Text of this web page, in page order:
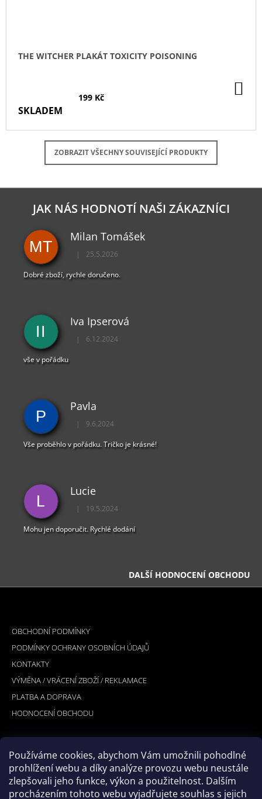
Používáme cookies, abychom Vám umožnili pohodlné
prohlížení webu a díky analýze provozu webu neustále
zlepšovali jeho funkce, výkon a použitelnost. Dalším
procházením tohoto webu vyjadřujete souhlas s jejich
THE WITCHER PLAKÁT TOXICITY POISONING
199 Kč
SKLADEM
ZOBRAZIT VŠECHNY SOUVISEJÍCÍ PRODUKTY
JAK NÁS HODNOTÍ NAŠI ZÁKAZNÍCI
MT
Milan Tomášek
Hodnocení obchodu je 5 z 5 hvězdiček.
| 25.5.2026
Dobré zboží, rychle doručeno.
II
Iva Ipserová
Hodnocení obchodu je 5 z 5 hvězdiček.
| 6.12.2024
vše v pořádku
P
Pavla
Hodnocení obchodu je 5 z 5 hvězdiček.
| 9.6.2024
Vše proběhlo v pořádku. Tričko je krásné!
L
Lucie
Hodnocení obchodu je 5 z 5 hvězdiček.
| 19.5.2024
Mohu jen doporučit. Rychlé dodání
DALŠÍ HODNOCENÍ OBCHODU
Z
OBCHODNÍ PODMÍNKY
PODMÍNKY OCHRANY OSOBNÍCH ÚDAJŮ
KONTAKTY
VÝMĚNA / VRÁCENÍ ZBOŽÍ / REKLAMACE
PLATBA A DOPRAVA
HODNOCENÍ OBCHODU
PŘIJÍMÁME ONLINE PLATBY